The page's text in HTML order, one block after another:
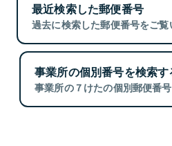
最近検索した郵便番号
過去に検索した郵便番号をご覧
事業所の個別番号を検索す
事業所の７けたの個別郵便番号